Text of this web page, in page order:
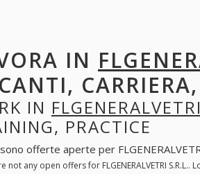
IN
IN
PRACTICE
offerte aperte per
not any open offers for FLGENERALVETRI